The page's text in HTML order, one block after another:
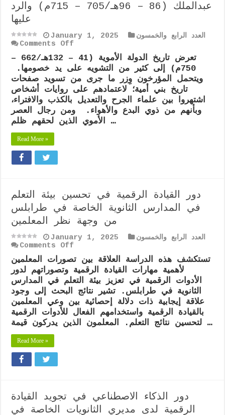
عبدالملك (86 – 96هـ/705 – 715م) والرد
عليها
January 1, 2025
العدد الرابع والخمسون
Comments Off
المؤرخين
حول
الخليفة
الوليد
بن
عبدالملك
(86
–
96هـ/705
تعرض تاريخ الدولة الأموية (41 – 132هـ/662 –
750م) إلى كثير من التشويه على يد خصومها.
ويتحمل المؤرخون وِزر ما جرى من تسويد صفحات
تاريخ بني أمية؛ لاعتمادهم على روايات أشخاص
اشتهروا بين علماء الجرح والتعديل بالكذب والافتراء،
وبأنهم من ذوي البدع والأهواء. ومن رجال العصر
الأموي الذين لحقهم ظلم …
Read More »
دور القيادة الرقمية في تحسين بيئة التعلم
في المدارس الثانوية الخاصة في طرابلس
من وجهة نظر المعلمين
January 1, 2025
العدد الرابع والخمسون
Comments Off
القيادة
الرقمية
في
تحسين
بيئة
التعلم
في
المدارس
الثانوية
تستكشف هذه الدراسة العلاقة بين تصورات المعلمين
لأهمية مهارات القيادة الرقمية وتصوراتهم لدور
الأدوات الرقمية في تعزيز بيئة التعلم في المدارس
الثانوية في طرابلس. تشير نتائج البحث إلى وجود
علاقة إيجابية ذات دلالة إحصائية بين وعي المعلمين
بالقيادة الرقمية واستخدامهم الفعال للأدوات الرقمية
لتحسين نتائج التعلم. المعلمون الذين يدركون قيمة …
Read More »
دور الذكاء الاصطناعي في تجويد القيادة
الرقمية لدى مديري الثانويات الخاصة في